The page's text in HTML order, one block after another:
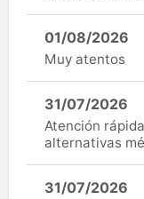
01/08/2026
Muy atentos
31/07/2026
Atención
alternativas
31/07/2026